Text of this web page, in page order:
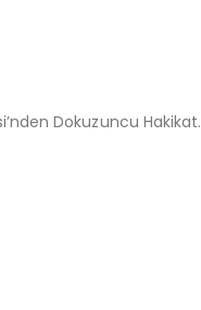
Dokuzuncu Hakikat.